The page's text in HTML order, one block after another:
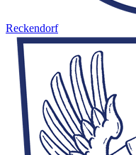
Reckendorf